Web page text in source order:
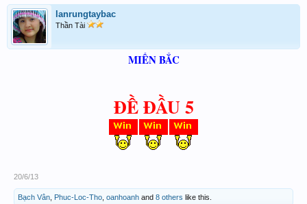
lanrungtaybac
Thần Tài
MIỀN BẮC
ĐỀ ĐẦU 5
20/6/13
Bạch Vân Phuc-Loc-Tho oanhoanh and 8 others like this.